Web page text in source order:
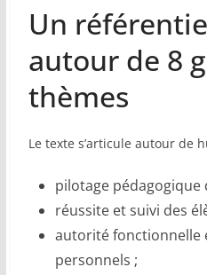
AUTRE
Boutique
Humour
Contact
Un
autour de 8
thèmes
Le texte s’articule autour de
pilotage pédagogique
réussite et suivi des
autorité fonctionnelle
personnels ;